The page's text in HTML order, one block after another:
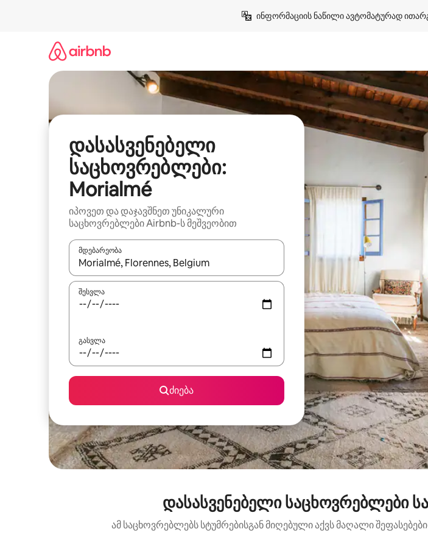
ინფორმაციის ნაწილი ავტომატურად
დასასვენებელი
საცხოვრებლები:
Morialmé
იპოვეთ და დაჯავშნეთ უნიკალური
საცხოვრებლები Airbnb-ს მეშვეობით
მდებარეობა
როცა შედეგები ხელმისაწვდომი გახდება, ნავიგაციისთვის გამოიყენეთ კლავიშები
შესვლა
გასვლა
ძიება
დასასვენებელი საცხოვრებლები
ამ საცხოვრებლებს სტუმრებისგან მიღებული აქვს მაღალი